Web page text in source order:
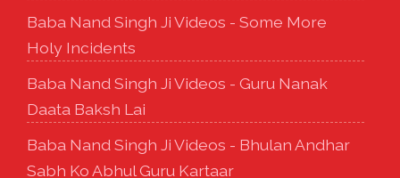
Baba Nand Singh Ji Videos - Some More
Holy Incidents
Baba Nand Singh Ji Videos - Guru Nanak
Daata Baksh Lai
Baba Nand Singh Ji Videos - Bhulan Andhar
Sabh Ko Abhul Guru Kartaar